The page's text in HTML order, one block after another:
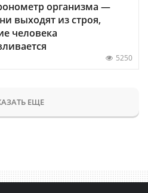
организма —
выходят из строя,
человека
5250
ЕЩЕ